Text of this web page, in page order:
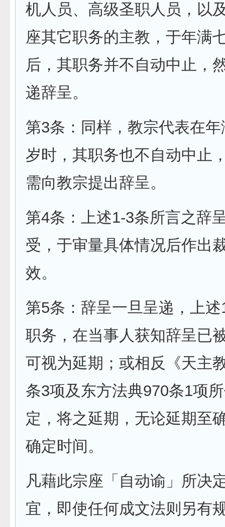
机人员、高级圣职人员，以
座其它职务的主教，于年满
后，其职务并不自动中止，
递辞呈。
第3条：同样，教宗代表在
岁时，其职务也不自动中止
需向教宗提出辞呈。
第4条：上述1-3条所言之辞
受，于审量具体情况后作出
效。
第5条：辞呈一旦呈递，上
职务，在当事人获知辞呈已
可视为延期；或相反《天主
条3项及东方法典970条1项
定，将之延期，无论延期至
确定时间。
凡藉此宗座「自动谕」所决
宜，即使任何成文法则另有